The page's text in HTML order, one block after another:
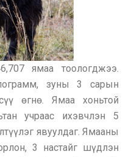
ямаа тоологджээ.
зуны 3 сарын
өгнө. Ямаа хоньтой
учраас ихэвчлэн 5
явуулдаг. Ямааны
3 настайг шүдлэн